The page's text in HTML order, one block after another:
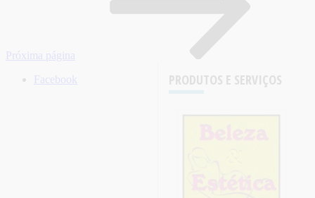
Próxima página
PRODUTOS E SERVIÇOS
Facebook